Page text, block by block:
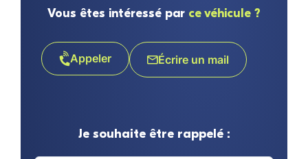
Vous êtes intéressé par ce véhicule ?
Appeler Écrire un mail
Je souhaite être rappelé :